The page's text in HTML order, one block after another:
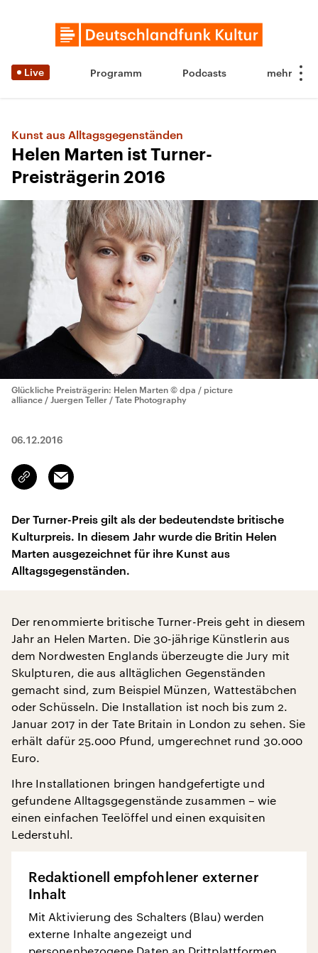
Live Programm Podcasts
Kunst aus Alltagsgegenständen
Helen Marten ist Turner-
Preisträgerin 2016
Glückliche Preisträgerin: Helen Marten © dpa / picture
alliance / Juergen Teller / Tate Photography
06.12.2016
Link
kopieren/teilen
Email
Der Turner-Preis gilt als der bedeutendste britische
Kulturpreis. In diesem Jahr wurde die Britin Helen
Marten ausgezeichnet für ihre Kunst aus
Alltagsgegenständen.
Der renommierte britische Turner-Preis geht in diesem
Jahr an Helen Marten. Die 30-jährige Künstlerin aus
dem Nordwesten Englands überzeugte die Jury mit
Skulpturen, die aus alltäglichen Gegenständen
gemacht sind, zum Beispiel Münzen, Wattestäbchen
oder Schüsseln. Die Installation ist noch bis zum 2.
Januar 2017 in der Tate Britain in London zu sehen. Sie
erhält dafür 25.000 Pfund, umgerechnet rund 30.000
Euro.
Ihre Installationen bringen handgefertigte und
gefundene Alltagsgegenstände zusammen – wie
einen einfachen Teelöffel und einen exquisiten
Lederstuhl.
Redaktionell empfohlener externer
Inhalt
Mit Aktivierung des Schalters (Blau) werden
externe Inhalte angezeigt und